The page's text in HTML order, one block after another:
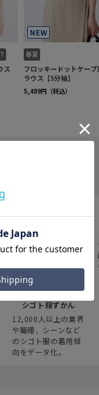
みんなの
シゴト服ずかん
12,000人以上の業界
や職種、シーンなど
のシゴト服の着用傾
向をデータ化。